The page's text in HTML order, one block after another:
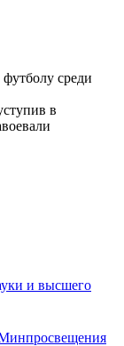
среди
в
и высшего